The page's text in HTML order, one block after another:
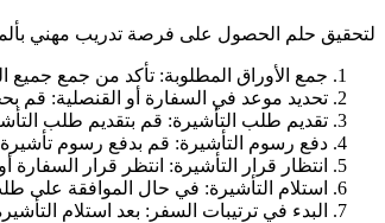
لتحقيق حلم الحصول على فرصة تدريب مهني
جمع الأوراق المطلوبة: تأكد من جمع جميع
تحديد موعد في السفارة أو القنصلية: قم
تقديم طلب التأشيرة: قم بتقديم طلب
دفع رسوم التأشيرة: قم بدفع رسوم
انتظار قرار التأشيرة: انتظر قرار
استلام التأشيرة: في حال الموافقة على
البدء في ترتيبات السفر: بعد استلام